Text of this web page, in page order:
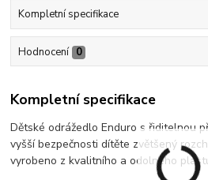
Kompletní specifikace
Hodnocení 0
Kompletní specifikace
Dětské odrážedlo Enduro s řiditelnou
vyšší bezpečnosti dítěte zvětšený
vyrobeno z kvalitního a odolného